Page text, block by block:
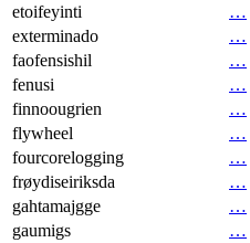
etoifeyinti
…
exterminado
…
faofensishil
…
fenusi
…
finnoougrien
…
flywheel
…
fourcorelogging
…
frøydiseiriksda
…
gahtamajgge
…
gaumigs
…